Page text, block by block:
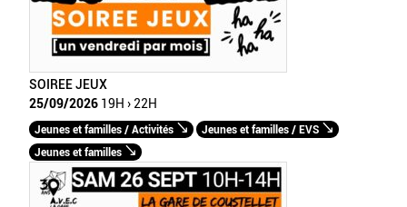
SOIREE JEUX
25/09/2026 19H › 22H
Jeunes et familles / Activités
Jeunes et familles / EVS
Jeunes et familles